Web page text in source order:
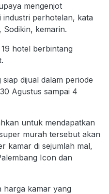
mengenjot
industri perhotelan, kata
Sodikin, kemarin.
hotel berbintang
dijual dalam periode
Agustus sampai 4
untuk mendapatkan
murah tersebut akan
kamar di sejumlah mal,
Icon dan
harga kamar yang